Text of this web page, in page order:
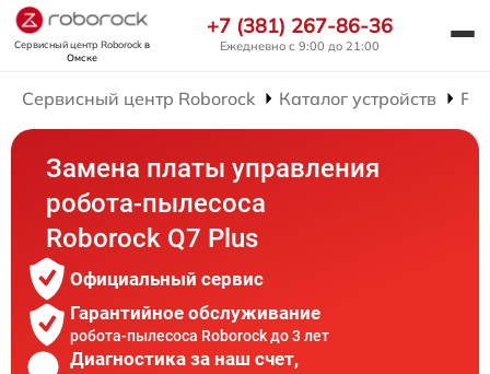
Сервисный центр Roborockв
Омске
+7 (381) 267-86-36
Ежедневно с 9:00 до 21:00
Сервисный центр Roborock Каталог устройств
Замена платы управления
робота-пылесоса
Roborock Q7 Plus
Официальный сервис
Гарантийное обслуживание
робота-пылесоса Roborock до 3 лет
Диагностика за наш счет,